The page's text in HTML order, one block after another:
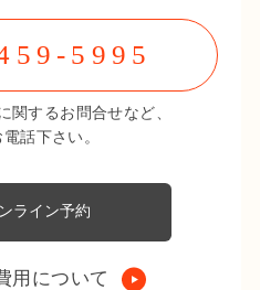
5995
関するお問合せなど、
話下さい。
ライン予約
用について